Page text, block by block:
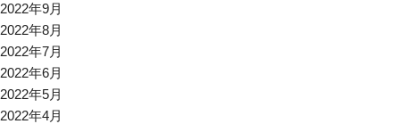
2022年9月
2022年8月
2022年7月
2022年6月
2022年5月
2022年4月